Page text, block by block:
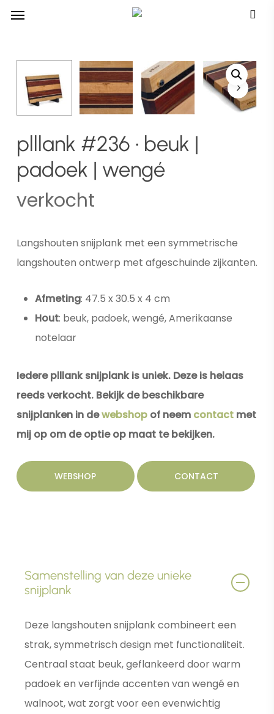
SkipMenu
plllank #236 • beuk |
padoek | wengé
verkocht
Langshouten snijplank met een symmetrische
langshouten ontwerp met afgeschuinde zijkanten.
Afmeting: 47.5 x 30.5 x 4 cm
Hout: beuk, padoek, wengé, Amerikaanse
notelaar
Iedere plllank snijplank is uniek. Deze is helaas
reeds verkocht. Bekijk de beschikbare
snijplanken in dewebshopof neem contactmet
mij op om de optie op maat te bekijken.
WEBSHOP CONTACT
Samenstelling van deze unieke
snijplank
Deze langshouten snijplank combineert een
strak, symmetrisch design met functionaliteit.
Centraal staat beuk, geflankeerd door warm
padoek en verfijnde accenten van wengé en
walnoot, wat zorgt voor een evenwichtig
Menu